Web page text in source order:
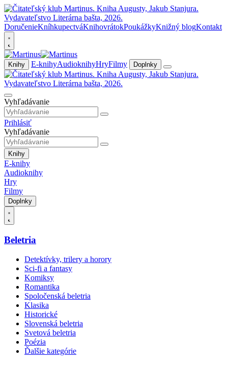
DoručenieKníhkupectváKnihovrátokPoukážkyKnižný blogKontakt
Knihy E-knihyAudioknihyHryFilmy Doplnky
Vyhľadávanie
Prihlásiť
Vyhľadávanie
Knihy
E-knihy
Audioknihy
Hry
Filmy
Doplnky
Beletria
Detektívky, trilery a horory
Sci-fi a fantasy
Komiksy
Romantika
Spoločenská beletria
Klasika
Historické
Slovenská beletria
Svetová beletria
Poézia
Ďalšie kategórie